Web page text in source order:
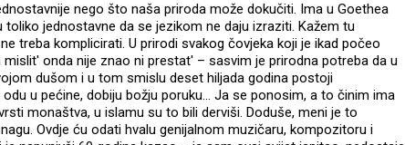
nego što naša priroda može dokučiti. Ima u Goethea
toliko jednostavne da se jezikom ne daju izraziti. Kažem tu
treba komplicirati. U prirodi svakog čovjeka koji je ikad počeo
onda nije znao ni prestat' – sasvim je prirodna potreba da u
dušom i u tom smislu deset hiljada godina postoji
u pećine, dobiju božju poruku... Ja se ponosim, a to činim ima
monaštva, u islamu su to bili derviši. Doduše, meni je to
Ovdje ću odati hvalu genijalnom muzičaru, kompozitoru i